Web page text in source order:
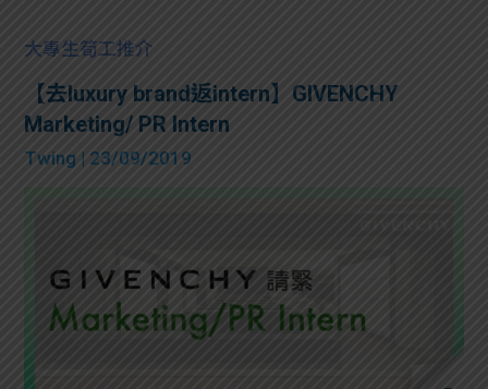
大專生筍工推介
【去luxury brand返intern】GIVENCHY
Marketing/ PR Intern
Twing | 23/09/2019